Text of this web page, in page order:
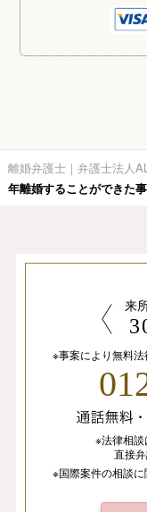
離婚弁護士｜弁護士法人
年離婚することができた
来
※事案により無料法
※法律相談
直接
※国際案件の相談